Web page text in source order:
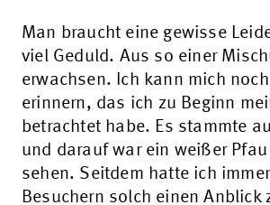
Man braucht eine gewisse
viel Geduld. Aus so einer
erwachsen. Ich kann mich
erinnern, das ich zu Beginn
betrachtet habe. Es stammte
und darauf war ein weißer
sehen. Seitdem hatte ich
Besuchern solch einen Anblick